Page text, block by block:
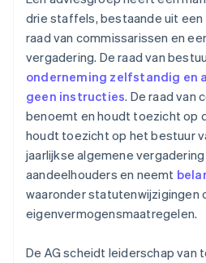
drie staffels, bestaande uit een
raad van commissarissen en
vergadering. De raad van
onderneming zelfstandig en
geen instructies. De raad van
benoemt en houdt toezicht op
houdt toezicht op het bestuur
jaarlijkse algemene
aandeelhouders en neemt
waaronder statutenwijzigingen
eigenvermogensmaatregelen.
De AG scheidt leiderschap van